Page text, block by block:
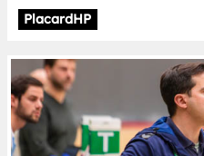
PlacardHP